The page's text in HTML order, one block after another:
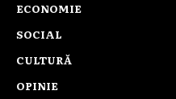
ECONOMIE
SOCIAL
CULTURĂ
OPINIE